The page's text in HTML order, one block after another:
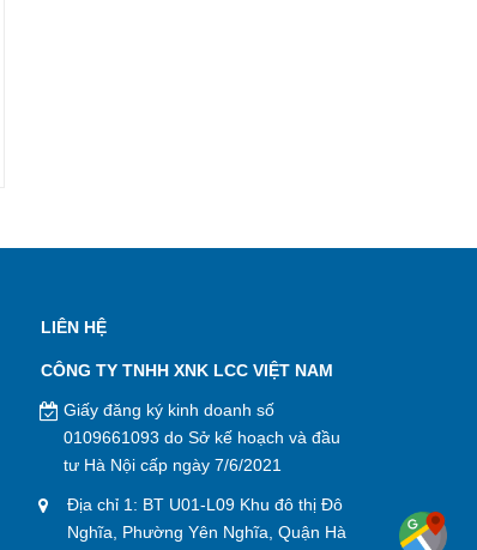
LIÊN HỆ
CÔNG TY TNHH XNK LCC VIỆT NAM
Giấy đăng ký kinh doanh số
0109661093 do Sở kế hoạch và đầu
tư Hà Nội cấp ngày 7/6/2021
Địa chỉ 1: BT U01-L09 Khu đô thị Đô
Nghĩa, Phường Yên Nghĩa, Quận Hà